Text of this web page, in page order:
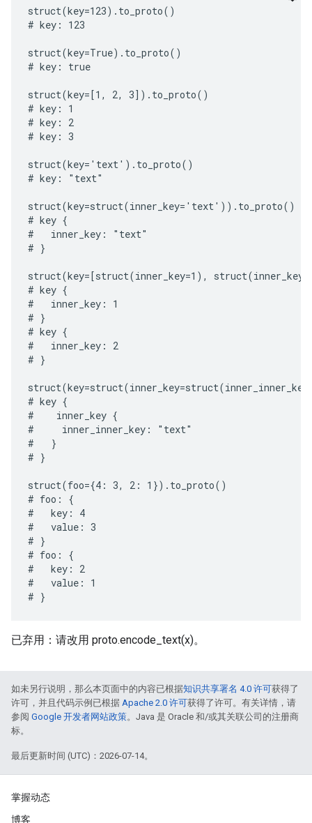
struct(key=123).to_proto()
# key: 123
struct(key=True).to_proto()
# key: true
struct(key=[1, 2, 3]).to_proto()
# key: 1
# key: 2
# key: 3
struct(key='text').to_proto()
# key: "text"
struct(key=struct(inner_key='text')).to_proto()
# key {
#   inner_key: "text"
# }
struct(key=[struct(inner_key=1),
# key {
#   inner_key: 1
# }
# key {
#   inner_key: 2
# }
# key {
#    inner_key {
#     inner_inner_key: "text"
#   }
# }
struct(foo={4: 3, 2: 1}).to_proto()
# foo: {
#   key: 4
#   value: 3
# }
# foo: {
#   key: 2
#   value: 1
已弃用：请改用 proto.encode_text(x)。
如未另行说明，那么本页面中的内容已根据知识共享署名 4.0 许可获得了
许可，并且代码示例已根据 Apache 2.0 许可获得了许可。有关详情，请
参阅 Google 开发者网站政策。Java 是 Oracle 和/或其关联公司的注册商
标。
最后更新时间 (UTC)：2026-07-14。
掌握动态
博客